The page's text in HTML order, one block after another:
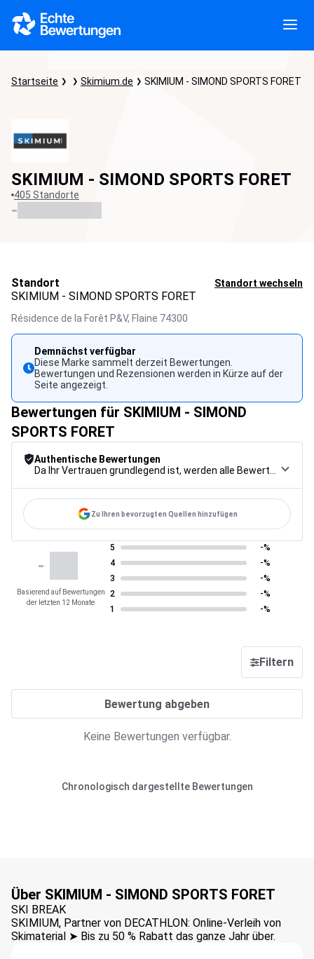
Startseite Skimium.de SKIMIUM - SIMOND SPORTS FORET
SKIMIUM - SIMOND SPORTS FORET
405 Standorte
-
Standort Standort wechseln
SKIMIUM - SIMOND SPORTS FORET
Résidence de la Forêt P&V, Flaine 74300
Demnächst verfügbar
Diese Marke sammelt derzeit Bewertungen.
Bewertungen und Rezensionen werden in Kürze auf der
Seite angezeigt.
Bewertungen für SKIMIUM - SIMOND
SPORTS FORET
Authentische Bewertungen
Zu Ihren bevorzugten Quellen hinzufügen
-
Basierend auf Bewertungen
der letzten 12 Monate
5
-%
4
-%
3
-%
2
-%
1
-%
Filtern
Bewertung abgeben
Keine Bewertungen verfügbar.
Chronologisch dargestellte Bewertungen
Über SKIMIUM - SIMOND SPORTS FORET
SKI BREAK
SKIMIUM, Partner von DECATHLON: Online-Verleih von
Skimaterial ➤ Bis zu 50 % Rabatt das ganze Jahr über.